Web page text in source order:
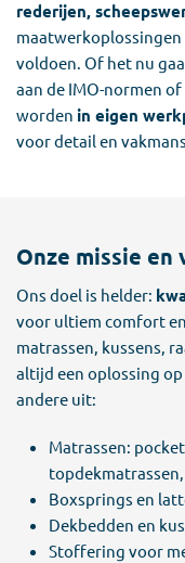
rederijen,
maatwerkoplossingen
voldoen. Of het nu
aan de IMO-normen
worden in eigen
voor detail en
Onze missie en
Ons doel is helder:
voor ultiem comfort
matrassen, kussens,
altijd een oplossing
andere uit:
Matrassen:
Boxsprings en
Dekbedden en
Stoffering voor